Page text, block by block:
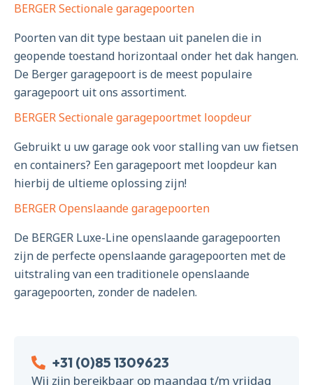
BERGER Sectionale garagepoorten
Poorten van dit type bestaan uit panelen die in
geopende toestand horizontaal onder het dak hangen.
De Berger garagepoort is de meest populaire
garagepoort uit ons assortiment.
BERGER Sectionale garagepoortmet loopdeur
Gebruikt u uw garage ook voor stalling van uw fietsen
en containers? Een garagepoort met loopdeur kan
hierbij de ultieme oplossing zijn!
BERGER Openslaande garagepoorten
De BERGER Luxe-Line openslaande garagepoorten
zijn de perfecte openslaande garagepoorten met de
uitstraling van een traditionele openslaande
garagepoorten, zonder de nadelen.
+31 (0)85 1309623
Wij zijn bereikbaar op maandag t/m vrijdag